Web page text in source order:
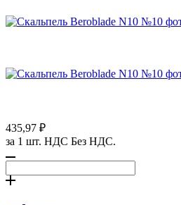
435,97 ₽
за 1 шт. НДС Без НДС.